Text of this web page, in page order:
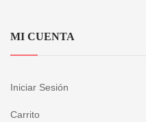
MI CUENTA
Iniciar Sesión
Carrito